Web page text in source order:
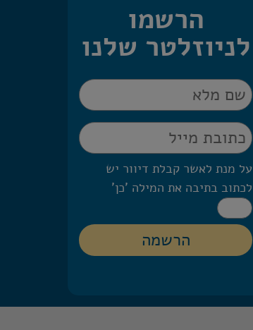
הרשמו
לניוזלטר שלנו
על מנת לאשר קבלת דיוור יש
לכתוב בתיבה את המילה 'כן'